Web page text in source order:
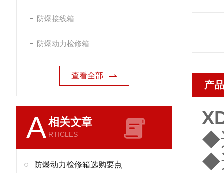
防爆接线箱
防爆动力检修箱
查看全部
A相关文章
RTICLES
防爆动力检修箱选购要点
产
◆
◆